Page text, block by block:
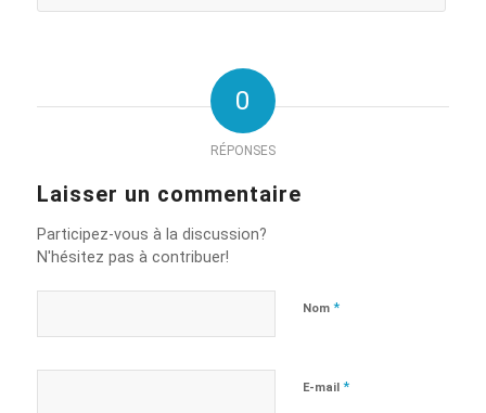
0
RÉPONSES
Laisser un commentaire
Participez-vous à la discussion?
N'hésitez pas à contribuer!
Nom *
E-mail *